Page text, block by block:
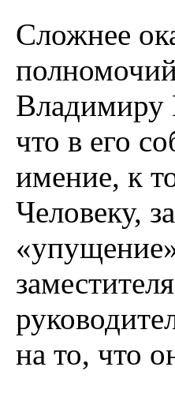
Сложнее
Владимиру
что в его
имение, к
Человеку,
на то, что